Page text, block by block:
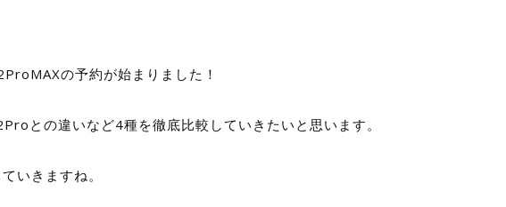
の予約が始まりました！
との違いなど4種を徹底比較していきたいと思います。
いきますね。